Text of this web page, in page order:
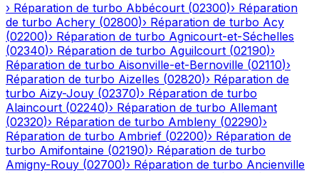
› Réparation de turbo Abbécourt (02300)› Réparation
de turbo Achery (02800)› Réparation de turbo Acy
(02200)› Réparation de turbo Agnicourt-et-Séchelles
(02340)› Réparation de turbo Aguilcourt (02190)›
Réparation de turbo Aisonville-et-Bernoville (02110)›
Réparation de turbo Aizelles (02820)› Réparation de
turbo Aizy-Jouy (02370)› Réparation de turbo
Alaincourt (02240)› Réparation de turbo Allemant
(02320)› Réparation de turbo Ambleny (02290)›
Réparation de turbo Ambrief (02200)› Réparation de
turbo Amifontaine (02190)› Réparation de turbo
Amigny-Rouy (02700)› Réparation de turbo Ancienville